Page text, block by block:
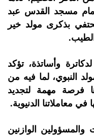
مسجد القدس عبد
تحتفي بذكرى مولد خير
وأساتذة، تؤكد
النبوي، لما فيه من
فرصة مهمة لتجديد
في معاملاتنا الدنيوية.
الوازنين